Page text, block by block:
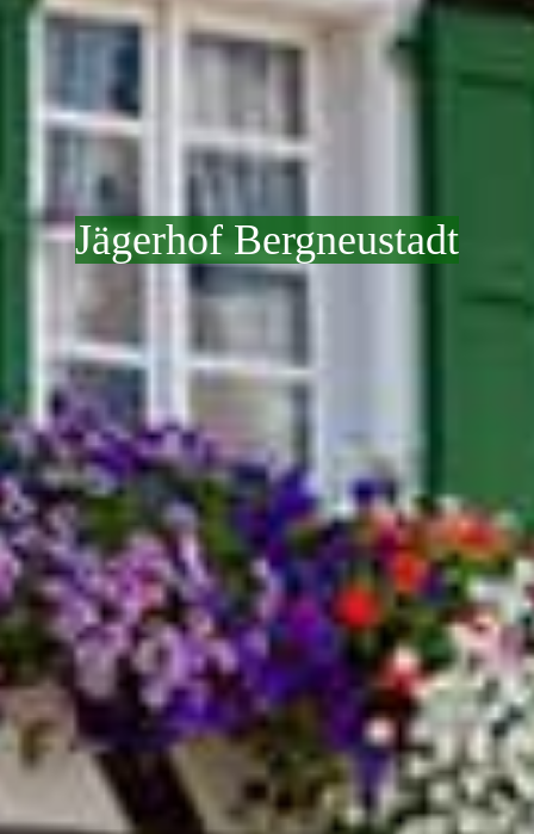
Jägerhof Bergneustadt